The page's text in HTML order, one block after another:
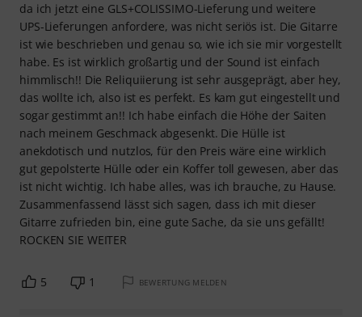
da ich jetzt eine GLS+COLISSIMO-Lieferung und weitere
UPS-Lieferungen anfordere, was nicht seriös ist. Die Gitarre
ist wie beschrieben und genau so, wie ich sie mir vorgestellt
habe. Es ist wirklich großartig und der Sound ist einfach
himmlisch!! Die Reliquiierung ist sehr ausgeprägt, aber hey,
das wollte ich, also ist es perfekt. Es kam gut eingestellt und
sogar gestimmt an!! Ich habe einfach die Höhe der Saiten
nach meinem Geschmack abgesenkt. Die Hülle ist
anekdotisch und nutzlos, für den Preis wäre eine wirklich
gut gepolsterte Hülle oder ein Koffer toll gewesen, aber das
ist nicht wichtig. Ich habe alles, was ich brauche, zu Hause.
Zusammenfassend lässt sich sagen, dass ich mit dieser
Gitarre zufrieden bin, eine gute Sache, da sie uns gefällt!
ROCKEN SIE WEITER
5 1 BEWERTUNG MELDEN